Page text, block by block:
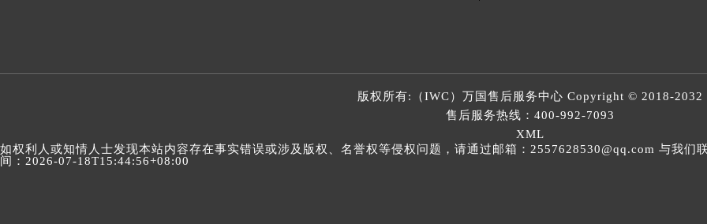
版权所有:（IWC） 万国售后服务中心 Copyright © 2018-2032
售后服务热线： 400-992-7093
XML
如权利人或知情人士发现本站内容存在事实错误或涉及版权、名誉权等侵权问题，请通过邮箱：2557628530@qq.com 与我们
间：2026-07-18T15:44:56+08:00